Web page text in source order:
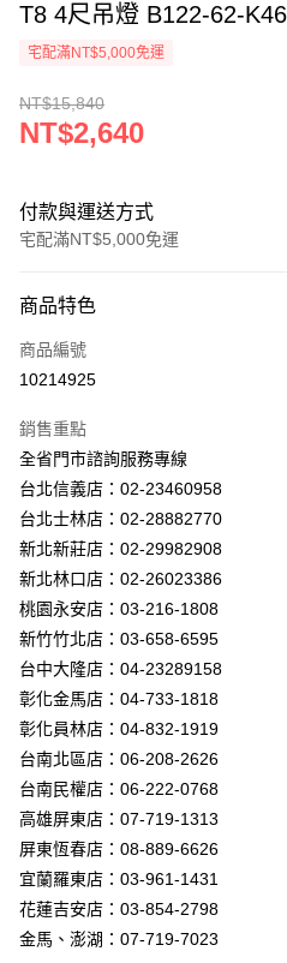
T8 4尺吊燈 B122-62-
宅配滿NT$5,000免運
NT$15,840
NT$2,640
付款與運送方式
宅配滿NT$5,000免運
信用卡一次付款
LINE Pay
街口支付
悠遊付
Google Pay
全盈+PAY
AFTEE先享後付
相關說明
【關於「AFTEE先享後付」】
AFTEE先享後付是「在收到商品之後才
便利好安心！
１．簡單：不需註冊會員、不需綁卡、不
３．安心：先確認商品／服務後，再付款
【「AFTEE先享後付」結帳流程】
１．於結帳方式選擇「AFTEE先享後付
結帳頁面，進行簡訊認證並確認金額後，
２．訂單成立數日內，您將收到繳費通知
ATM／網路銀行／等多元方式進行付款
ATM付款
運送方式
新竹貨運宅配
商品特色
商品編號
10214925
銷售重點
全省門市諮詢服務專線
台北信義店：02-23460958
台北士林店：02-28882770
新北新莊店：02-29982908
新北林口店：02-26023386
桃園永安店：03-216-1808
新竹竹北店：03-658-6595
台中大隆店：04-23289158
彰化金馬店：04-733-1818
彰化員林店：04-832-1919
台南北區店：06-208-2626
台南民權店：06-222-0768
高雄屏東店：07-719-1313
屏東恆春店：08-889-6626
宜蘭羅東店：03-961-1431
花蓮吉安店：03-854-2798
金馬、澎湖：07-719-7023